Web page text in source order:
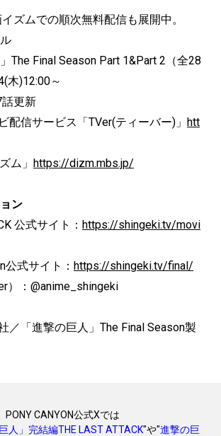
ズムでの順次無料配信も展開中。
The Final Season Part 1&Part 2（全28
木)12:00～
更新
配信サービス「TVer(ティーバー)」 htt
ム」 https://dizm.mbs.jp/
ン
公式サイト： https://shingeki.tv/movi
公式サイト： https://shingeki.tv/final/
）：@anime_shingeki
／「進撃の巨人」The Final Season製
PONY CANYON公式Xでは
人」完結編THE LAST ATTACK"や"進撃の巨